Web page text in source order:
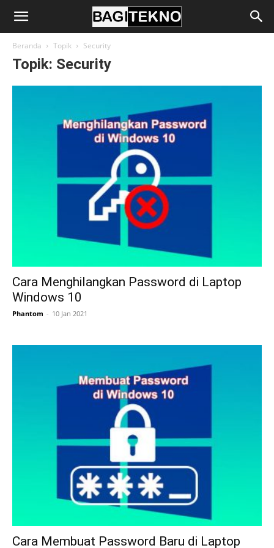
BagiTekno
Beranda Topik Security
Topik: Security
Cara Menghilangkan Password di Laptop
Windows 10
Phantom - 10 Jan 2021
Cara Membuat Password Baru di Laptop